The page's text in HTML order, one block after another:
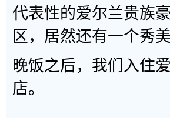
代表性的爱尔兰贵族
区，居然还有一个秀
晚饭之后，我们入住
店。